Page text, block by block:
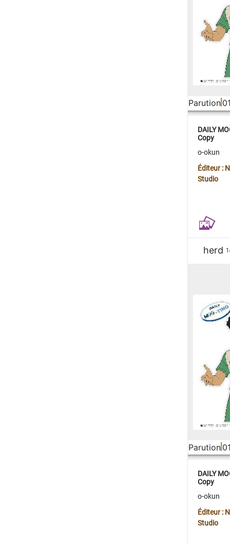
Parution
DAILY
Copy
o-okun
Éditeur :
Studio
herd
Parution
DAILY
Copy
o-okun
Éditeur :
Studio